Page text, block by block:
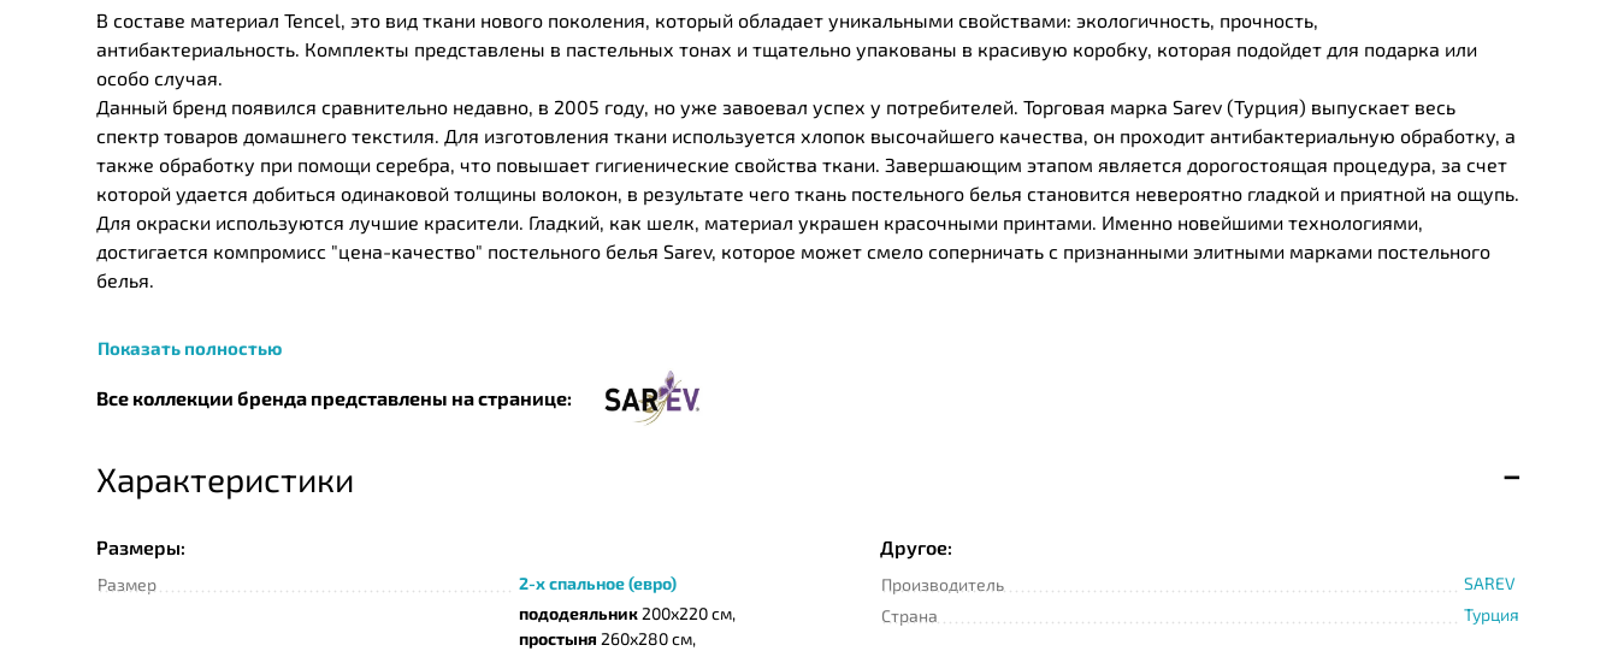
В составе материал Tencel, это вид ткани нового поколения, который обладает уникальными свойствами: экологичность, прочность,
антибактериальность. Комплекты представлены в пастельных тонах и тщательно упакованы в красивую коробку, которая подойдет для подарка или
особо случая.
Данный бренд появился сравнительно недавно, в 2005 году, но уже завоевал успех у потребителей. Торговая марка Sarev (Турция) выпускает весь
спектр товаров домашнего текстиля. Для изготовления ткани используется хлопок высочайшего качества, он проходит антибактериальную обработку, а
также обработку при помощи серебра, что повышает гигиенические свойства ткани. Завершающим этапом является дорогостоящая процедура, за счет
которой удается добиться одинаковой толщины волокон, в результате чего ткань постельного белья становится невероятно гладкой и приятной на ощупь.
Для окраски используются лучшие красители. Гладкий, как шелк, материал украшен красочными принтами. Именно новейшими технологиями,
достигается компромисс "цена-качество" постельного белья Sarev, которое может смело соперничать с признанными элитными марками постельного
белья.
Показать полностью
Все коллекции бренда представлены на странице:
Характеристики
Размеры:
Размер 2-х спальное (евро)
пододеяльник 200х220 см,
простыня 260х280 см,
Другое:
Производитель
SAREV
Страна
Турция